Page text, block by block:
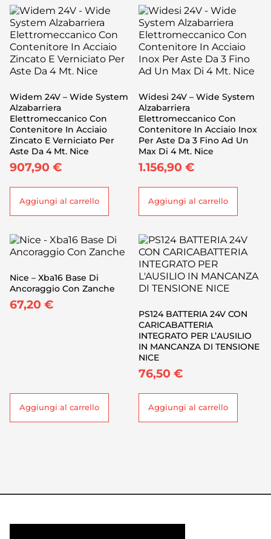
Widem 24V – Wide System
Alzabarriera
Elettromeccanico Con
Contenitore In Acciaio
Zincato E Verniciato Per
Aste Da 4 Mt. Nice
907,90 €
Aggiungi al carrello
Widesi 24V – Wide System
Alzabarriera
Elettromeccanico Con
Contenitore In Acciaio Inox
Per Aste Da 3 Fino Ad Un
Max Di 4 Mt. Nice
1.156,90 €
Aggiungi al carrello
Nice – Xba16 Base Di
Ancoraggio Con Zanche
67,20 €
Aggiungi al carrello
PS124 BATTERIA 24V CON
CARICABATTERIA
INTEGRATO PER L’AUSILIO
IN MANCANZA DI TENSIONE
NICE
76,50 €
Aggiungi al carrello